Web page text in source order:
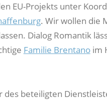
EU-Projekts unter
. Wir wollen die
Dialog Romantik
Familie Brentanoim
des beteiligten